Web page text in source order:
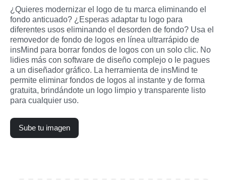
¿Quieres modernizar el logo de tu marca eliminando el
fondo anticuado? ¿Esperas adaptar tu logo para
diferentes usos eliminando el desorden de fondo? Usa el
removedor de fondo de logos en línea ultrarrápido de
insMind para borrar fondos de logos con un solo clic. No
lidies más con software de diseño complejo o le pagues
a un diseñador gráfico. La herramienta de insMind te
permite eliminar fondos de logos al instante y de forma
gratuita, brindándote un logo limpio y transparente listo
para cualquier uso.
Sube tu imagen